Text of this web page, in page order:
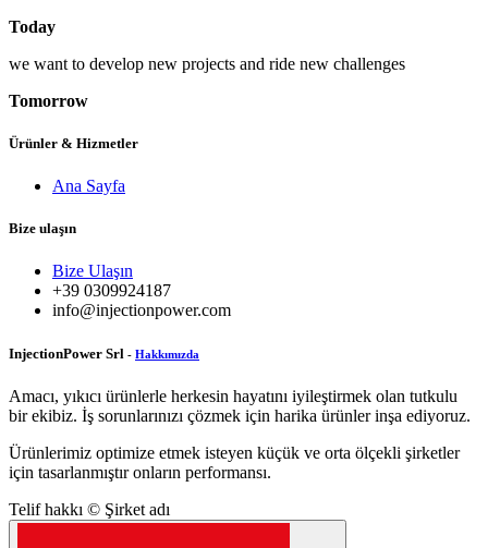
Today
we want to develop new projects and ride new challenges
Tomorrow
Ürünler & Hizmetler
Ana Sayfa
Bize ulaşın
Bize Ulaşın
+39 0309924187
info@injectionpower.com
InjectionPower Srl - Hakkımızda
Amacı, yıkıcı ürünlerle herkesin hayatını iyileştirmek olan tutkulu
bir ekibiz. İş sorunlarınızı çözmek için harika ürünler inşa ediyoruz.
Ürünlerimiz optimize etmek isteyen küçük ve orta ölçekli şirketler
için tasarlanmıştır onların performansı.
Telif hakkı © Şirket adı